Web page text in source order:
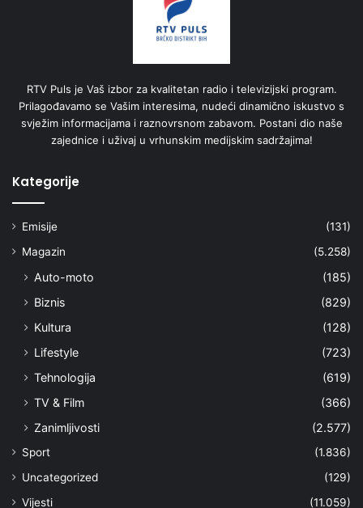
RTV Puls je Vaš izbor za kvalitetan radio i televizijski program.
Prilagođavamo se Vašim interesima, nudeći dinamično iskustvo s
svježim informacijama i raznovrsnom zabavom. Postani dio naše
zajednice i uživaj u vrhunskim medijskim sadržajima!
Kategorije
Emisije
(131)
Magazin
(5.258)
Auto-moto
(185)
Biznis
(829)
Kultura
(128)
Lifestyle
(723)
Tehnologija
(619)
TV & Film
(366)
Zanimljivosti
(2.577)
Sport
(1.836)
Uncategorized
(129)
Vijesti
(11.059)